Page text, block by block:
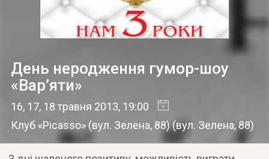
День неродження гумор-шоу
«Вар’яти»
16, 17, 18 травня 2013, 19:00
Клуб «Picasso» (вул. Зелена, 88)(вул. Зелена, 88)